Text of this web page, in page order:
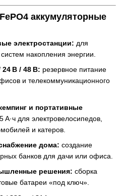
аккумуляторные
электростанции: для
накопления энергии.
В / 48 В: резервное питание
и телекоммуникационного
и портативные
А·ч для электровелосипедов,
и катеров.
дома: создание
банков для дачи или офиса.
решения: сборка
батареи «под ключ».